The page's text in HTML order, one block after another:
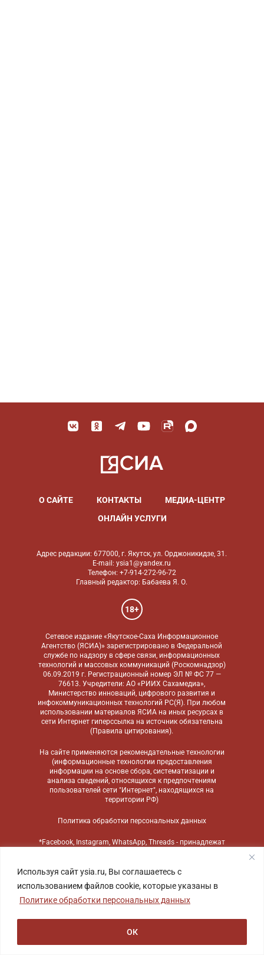
Используя сайт ysia.ru, Вы соглашаетесь с
использованием файлов cookie, которые указаны в
Политике обработки персональных данных
ОК
О САЙТЕ КОНТАКТЫ
МЕДИА-ЦЕНТР
ОНЛАЙН УСЛУГИ
Адрес редакции: 677000, г. Якутск, ул. Орджоникидзе, 31.
E-mail: ysia1@yandex.ru
Телефон: +7-914-272-96-72
Главный редактор: Бабаева Я. О.
18+
Сетевое издание «Якутское-Саха Информационное
Агентство (ЯСИА)» зарегистрировано в Федеральной
службе по надзору в сфере связи, информационных
технологий и массовых коммуникаций (Роскомнадзор)
06.09.2019 г. Регистрационный номер ЭЛ № ФС 77 —
76613. Учредители: АО «РИИХ Сахамедиа»,
Министерство инноваций, цифрового развития и
инфокоммуникационных технологий РС(Я). При любом
использовании материалов ЯСИА на иных ресурсах в
сети Интернет гиперссылка на источник обязательна
(Правила цитирования).
На сайте применяются рекомендательные технологии
(информационные технологии предоставления
информации на основе сбора, систематизации и
анализа сведений, относящихся к предпочтениям
пользователей сети "Интернет", находящихся на
территории РФ)
Политика обработки персональных данных
*Facebook, Instagram, WhatsApp, Threads - принадлежат